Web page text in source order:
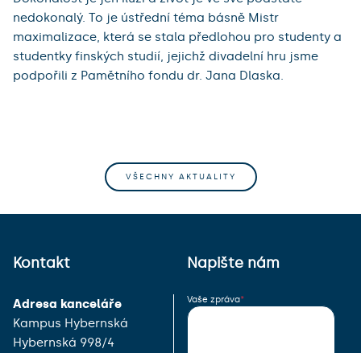
nedokonalý. To je ústřední téma básně Mistr
maximalizace, která se stala předlohou pro studenty a
studentky finských studií, jejichž divadelní hru jsme
podpořili z Pamětního fondu dr. Jana Dlaska.
VŠECHNY AKTUALITY
Kontakt
Adresa kanceláře
Kampus Hybernská
Hybernská 998/4
Napište nám
Vaše zpráva